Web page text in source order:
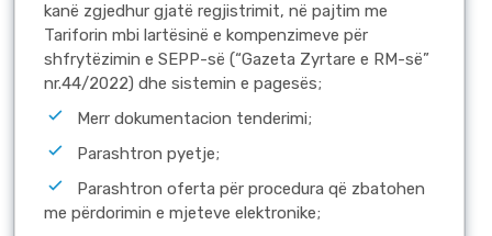
kanë zgjedhur gjatë regjistrimit, në pajtim me
Tariforin mbi lartësinë e kompenzimeve për
shfrytëzimin e SEPP-së (“Gazeta Zyrtare e RM-së”
nr.44/2022) dhe sistemin e pagesës;
Merr dokumentacion tenderimi;
Parashtron pyetje;
Parashtron oferta për procedura që zbatohen
me përdorimin e mjeteve elektronike;